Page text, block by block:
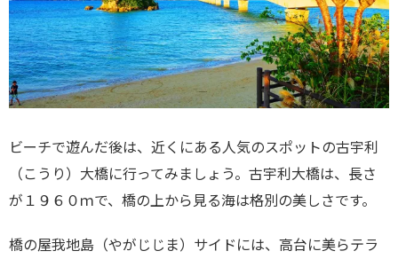
ビーチで遊んだ後は、近くにある人気のスポットの古宇利
（こうり）大橋に行ってみましょう。古宇利大橋は、長さ
が１９６０ｍで、橋の上から見る海は格別の美しさです。
橋の屋我地島（やがじじま）サイドには、高台に美らテラ